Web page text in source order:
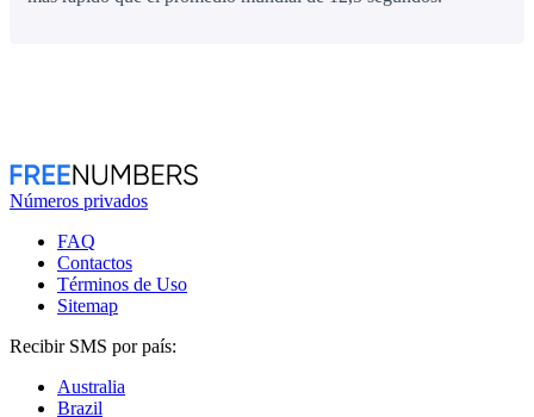
Números privados
FAQ
Contactos
Términos de Uso
Sitemap
Recibir SMS por país:
Australia
Brazil